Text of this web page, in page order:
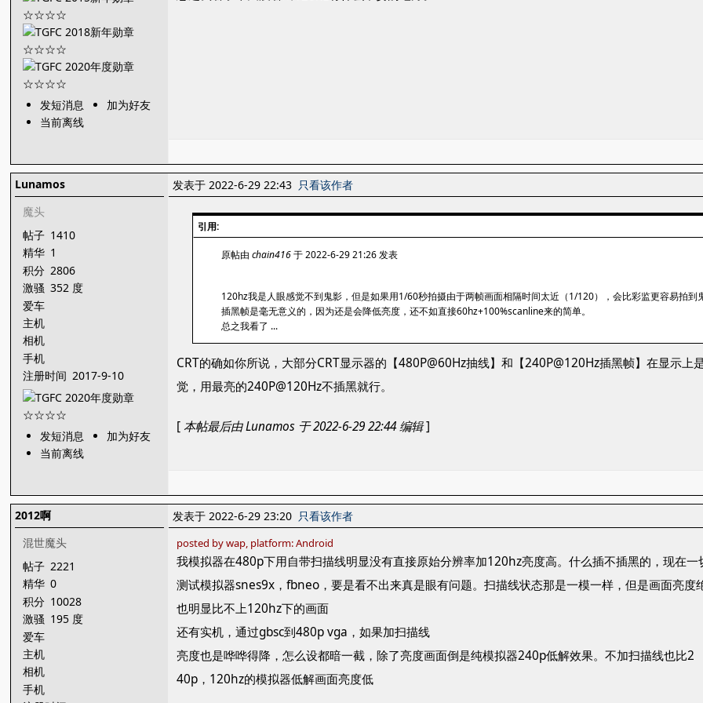
发短消息
加为好友
当前离线
Lunamos
魔头
帖子 1410
精华 1
积分 2806
激骚 352 度
爱车
主机
相机
手机
注册时间 2017-9-10
发短消息
加为好友
当前离线
发表于 2022-6-29 22:43 只看该作者
引用:
原帖由chain416于 2022-6-29 21:26 发表
120hz我是人眼感觉不到鬼影，但是如果用1/60秒拍摄由于两帧画面相隔时间太近（1/120），会比彩监更容易拍到
插黑帧是毫无意义的，因为还是会降低亮度，还不如直接60hz+100%scanline来的简单。
总之我看了 ...
CRT的确如你所说，大部分CRT显示器的【480P@60Hz抽线】和【240P@120Hz插黑帧】在显示
觉，用最亮的240P@120Hz不插黑就行。
[本帖最后由 Lunamos 于 2022-6-29 22:44 编辑]
2012啊
混世魔头
帖子 2221
精华 0
积分 10028
激骚 195 度
爱车
主机
相机
手机
发表于 2022-6-29 23:20 只看该作者
posted by wap, platform: Android
我模拟器在480p下用自带扫描线明显没有直接原始分辨率加120hz亮度高。什么插不插黑的，现在
测试模拟器snes9x，fbneo，要是看不出来真是眼有问题。扫描线状态那是一模一样，但是画面亮
也明显比不上120hz下的画面
还有实机，通过gbsc到480p vga，如果加扫描线
亮度也是哗哗得降，怎么设都暗一截，除了亮度画面倒是纯模拟器240p低解效果。不加扫描线也比2
40p，120hz的模拟器低解画面亮度低